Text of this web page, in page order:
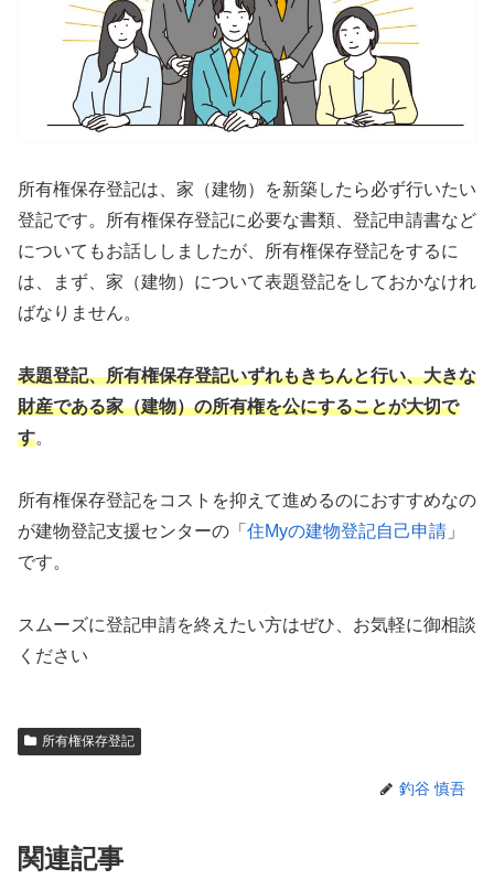
所有権保存登記は、家（建物）を新築したら必ず行いたい
登記です。所有権保存登記に必要な書類、登記申請書など
についてもお話ししましたが、所有権保存登記をするに
は、まず、家（建物）について表題登記をしておかなけれ
ばなりません。
表題登記、所有権保存登記いずれもきちんと行い、大きな
財産である家（建物）の所有権を公にすることが大切で
す。
所有権保存登記をコストを抑えて進めるのにおすすめなの
が建物登記支援センターの「 住Myの建物登記自己申請 」
です。
スムーズに登記申請を終えたい方はぜひ、お気軽に御相談
ください
所有権保存登記
釣谷 慎吾
関連記事